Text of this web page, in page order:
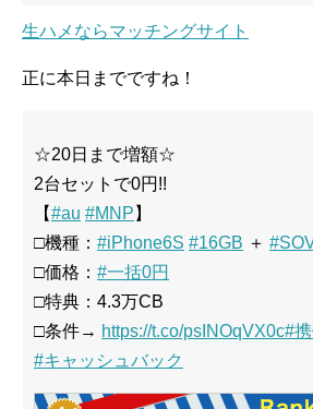
生ハメならマッチングサイト
正に本日までですね！
☆20日まで増額☆
2台セットで0円!!
【#au #MNP 】
□機種： #iPhone6S #16GB ＋
□価格： #一括0円
□特典：4.3万CB
□条件→ https://t.co/psINOqVX0c#
#キャッシュバック